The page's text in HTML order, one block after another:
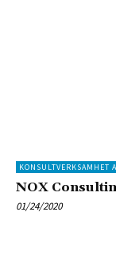
KONSULTVERKSAMHET
NOX
01/24/2020